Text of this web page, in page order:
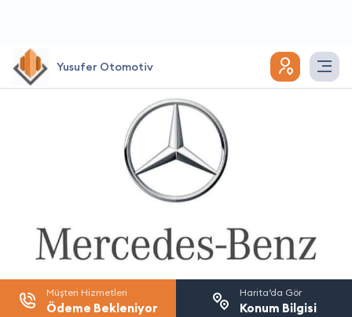
Yusufer Otomotiv
Müşteri Hizmetleri
Ödeme Bekleniyor
Harita’da Gör
Konum Bilgisi